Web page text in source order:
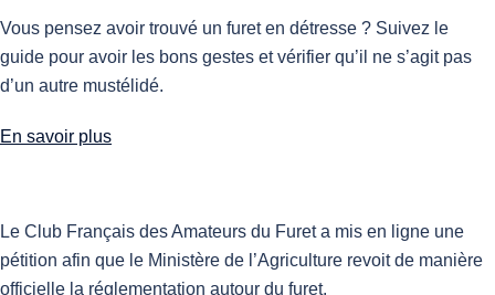
Vous pensez avoir trouvé un furet en détresse ? Suivez le
guide pour avoir les bons gestes et vérifier qu’il ne s’agit pas
d’un autre mustélidé.
En savoir plus
Le Club Français des Amateurs du Furet a mis en ligne une
pétition afin que le Ministère de l’Agriculture revoit de manière
officielle la réglementation autour du furet.